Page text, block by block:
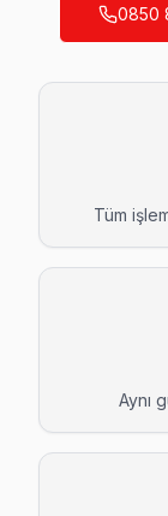
Ayazağa
Ayazağa
Ayazağa
Bahçeköy
0850
Tüm
Aynı